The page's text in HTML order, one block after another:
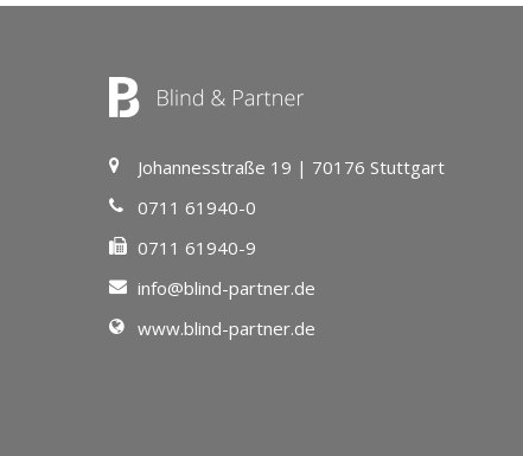
Johannesstraße 19 | 70176 Stuttgart
0711 61940-0
0711 61940-9
info@blind-partner.de
www.blind-partner.de